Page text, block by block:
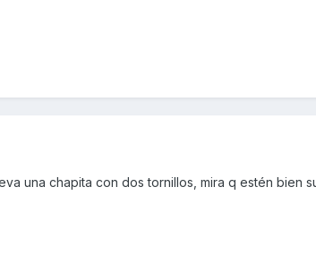
una chapita con dos tornillos, mira q estén bien